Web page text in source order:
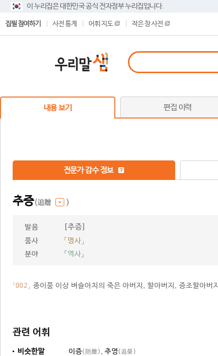
이 누리집은 대한민국 공식 전자정부 누리집입니다.
집필 참여하기 사전 통계 어휘 지도 작은 창 사전
내용 보기 편집 이력
전문가 감수 정보
추증(追贈 )
발음 [추증]
품사
「명사」
분야
『역사』
「002」 종이품 이상 벼슬아치의 죽은 아버지, 할아버지, 증조할아버
관련 어휘
비슷한말 이증(貤贈) , 추영 (追榮)